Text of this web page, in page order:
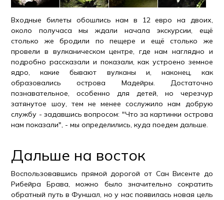
Входные билеты обошлись нам в 12 евро на двоих,
около получаса мы ждали начала экскурсии, ещё
столько же бродили по пещере и ещё столько же
провели в вулканическом центре, где нам наглядно и
подробно рассказали и показали, как устроено земное
ядро, какие бывают вулканы и, наконец, как
образовались острова Мадейры. Достаточно
познавательное, особенно для детей, но черезчур
затянутое шоу, тем не менее сослужило нам добрую
службу - задавшись вопросом: "Что за картинки острова
нам показали", - мы определились, куда поедем дальше.
Дальше на восток
Воспользовавшись прямой дорогой от Сан Висенте до
Рибейра Брава, можно было значительно сократить
обратный путь в Фуншал, но у нас появилась новая цель